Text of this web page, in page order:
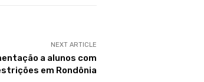
NEXT ARTICLE
a alunos com
em Rondônia